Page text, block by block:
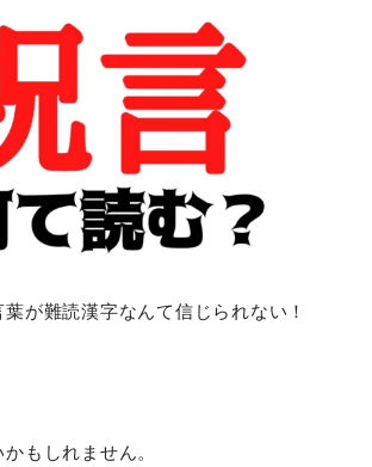
葉が難読漢字なんて信じられない！
もしれません。